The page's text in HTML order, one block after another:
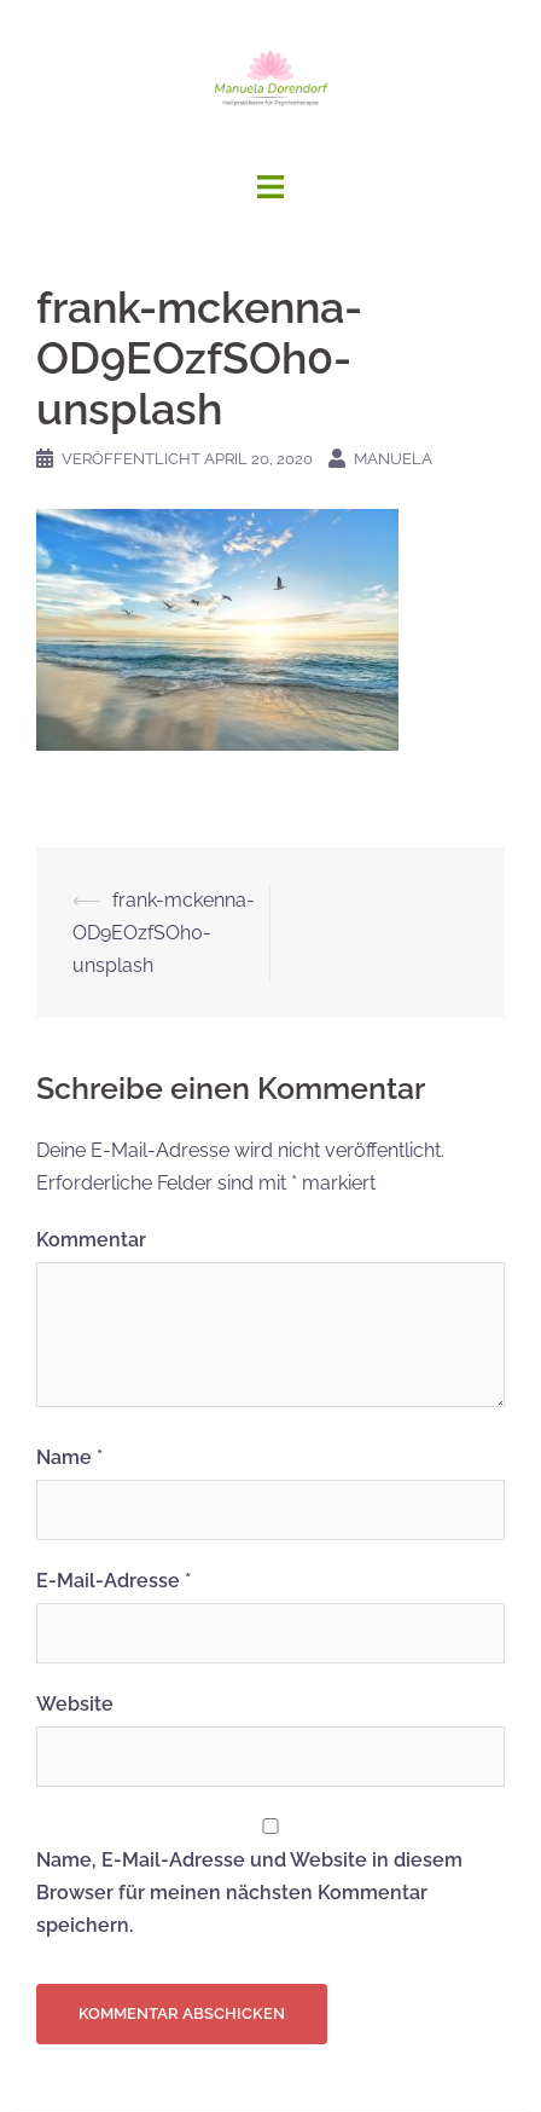
frank-mckenna-
OD9EOzfSOh0-
unsplash
VERÖFFENTLICHT APRIL 20, 2020 MANUELA
Beitrags-
Navigation
⟵ frank-mckenna-
OD9EOzfSOh0-
unsplash
Schreibe einen Kommentar
Deine E-Mail-Adresse wird nicht veröffentlicht.
Erforderliche Felder sind mit * markiert
Kommentar
Name *
E-Mail-Adresse *
Website
Name, E-Mail-Adresse und Website in diesem
Browser für meinen nächsten Kommentar
speichern.